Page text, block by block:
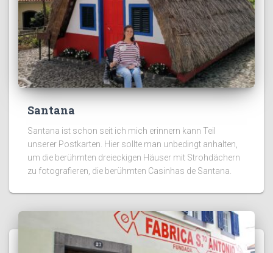
Santana
Santana ist schon seit ich mich erinnern kann Teil
unserer Postkarten. Hier sollte man unbedingt anhalten,
um die berühmten dreieckigen Häuser mit Strohdächern
zu fotografieren, die berühmten Casinhas de Santana.